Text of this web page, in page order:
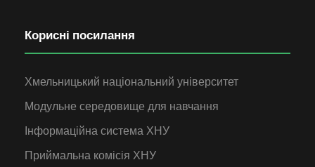
Корисні посилання
Хмельницький національний університет
Модульне середовище для навчання
Інформаційна система ХНУ
Приймальна комісія ХНУ